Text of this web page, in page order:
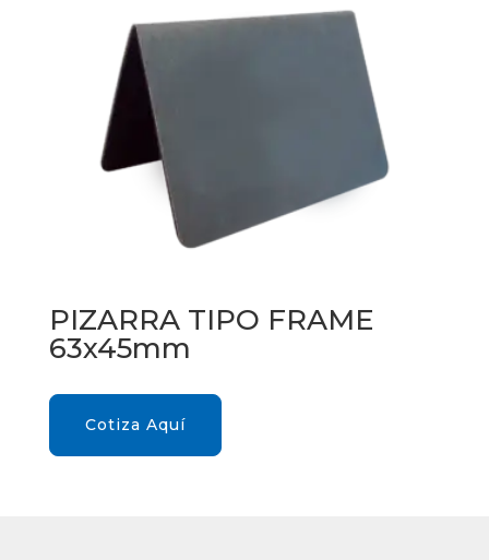
PIZARRA TIPO FRAME
63x45mm
Cotiza Aquí